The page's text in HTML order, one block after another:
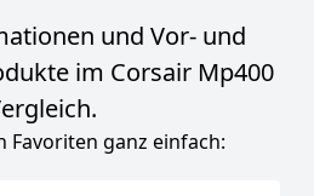
und Vor- und
im Corsair Mp400
Favoriten ganz einfach: